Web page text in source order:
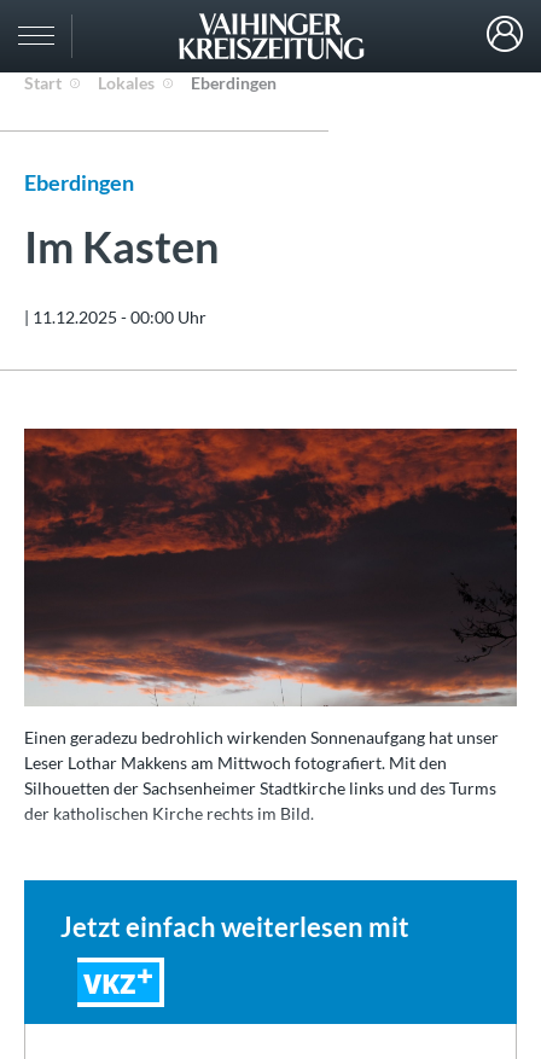
Start Lokales Eberdingen
Eberdingen
Im Kasten
| 11.12.2025 - 00:00 Uhr
Einen geradezu bedrohlich wirkenden Sonnenaufgang hat unser
Leser Lothar Makkens am Mittwoch fotografiert. Mit den
Silhouetten der Sachsenheimer Stadtkirche links und des Turms
der katholischen Kirche rechts im Bild.
Jetzt einfach weiterlesen mit
VKZ